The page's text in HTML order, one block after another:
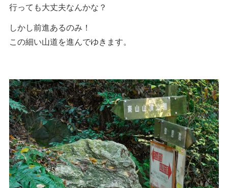
行っても大丈夫なんかな？
しかし前進あるのみ！
この細い山道を進んでゆきます。